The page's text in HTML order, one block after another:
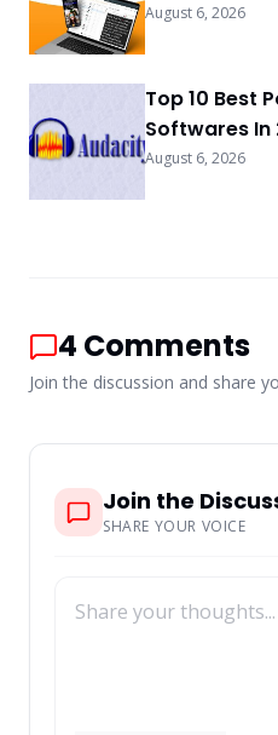
August 6, 2026
Top 10 Best
Softwares In
August 6, 2026
4 Comments
Join the discussion and share
Join the
SHARE YOUR VOICE